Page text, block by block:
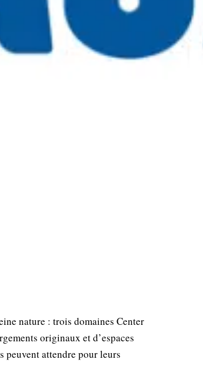
nature : trois domaines Center
originaux et d’espaces
peuvent attendre pour leurs